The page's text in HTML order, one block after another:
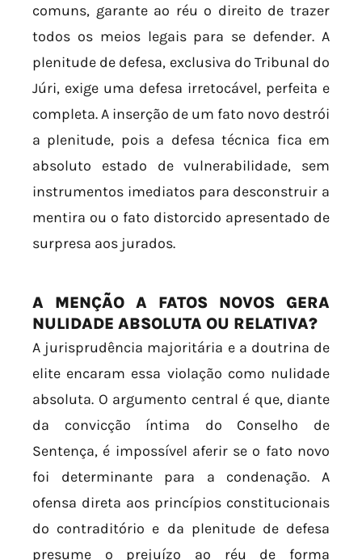
comuns, garante ao réu o direito de trazer
todos os meios legais para se defender. A
plenitude de defesa, exclusiva do Tribunal do
Júri, exige uma defesa irretocável, perfeita e
completa. A inserção de um fato novo destrói
a plenitude, pois a defesa técnica fica em
absoluto estado de vulnerabilidade, sem
instrumentos imediatos para desconstruir a
mentira ou o fato distorcido apresentado de
surpresa aos jurados.
A MENÇÃO A FATOS NOVOS GERA
NULIDADE ABSOLUTA OU RELATIVA?
A jurisprudência majoritária e a doutrina de
elite encaram essa violação como nulidade
absoluta. O argumento central é que, diante
da convicção íntima do Conselho de
Sentença, é impossível aferir se o fato novo
foi determinante para a condenação. A
ofensa direta aos princípios constitucionais
do contraditório e da plenitude de defesa
presume o prejuízo ao réu de forma